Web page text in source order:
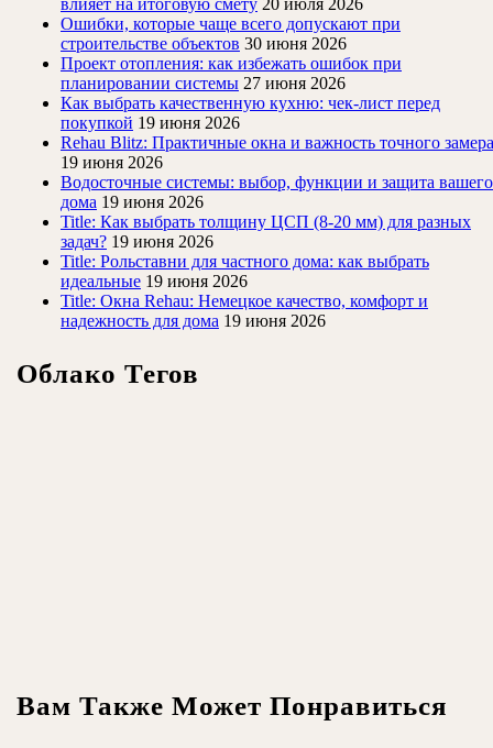
влияет на итоговую смету 20 июля 2026
Ошибки, которые чаще всего допускают при
строительстве объектов 30 июня 2026
Проект отопления: как избежать ошибок при
планировании системы 27 июня 2026
Как выбрать качественную кухню: чек-лист перед
покупкой 19 июня 2026
Rehau Blitz: Практичные окна и важность точного замера
19 июня 2026
Водосточные системы: выбор, функции и защита вашего
дома 19 июня 2026
Title: Как выбрать толщину ЦСП (8-20 мм) для разных
задач? 19 июня 2026
Title: Рольставни для частного дома: как выбрать
идеальные 19 июня 2026
Title: Окна Rehau: Немецкое качество, комфорт и
надежность для дома 19 июня 2026
Облако Тегов
Вам Также Может Понравиться